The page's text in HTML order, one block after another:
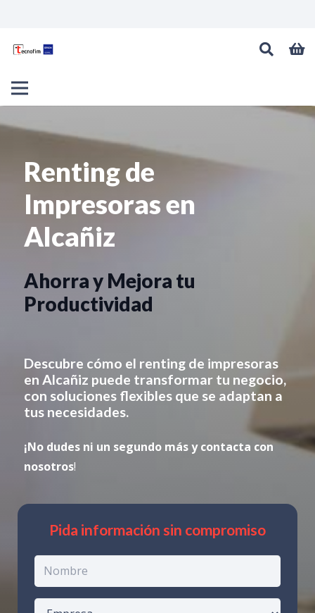
Renting de
Impresoras en
Alcañiz
Ahorra y Mejora tu
Productividad
Descubre cómo el renting de impresoras
en Alcañiz puede transformar tu negocio,
con soluciones flexibles que se adaptan a
tus necesidades.
¡No dudes ni un segundo más y contacta con
nosotros!
Pida información sin compromiso